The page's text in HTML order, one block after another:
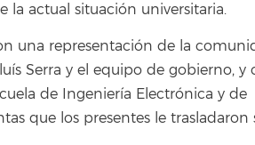
la actual situación universitaria.
una representación de la
Serra y el equipo de gobierno, y
de Ingeniería Electrónica y de
que los presentes le trasladaron